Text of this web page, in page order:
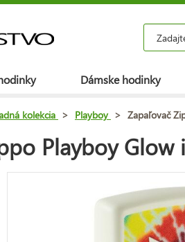
Dámske hodinky
kolekcia > Playboy > Zapaľovač
Playboy Glow